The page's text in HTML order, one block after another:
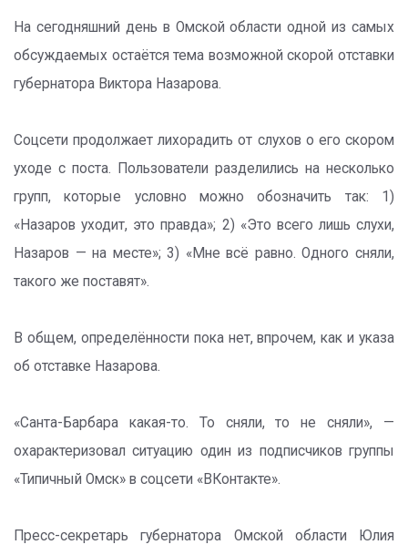
На сегодняшний день в Омской области одной из самых
обсуждаемых остаётся тема возможной скорой отставки
губернатора Виктора Назарова.
Соцсети продолжает лихорадить от слухов о его скором
уходе с поста. Пользователи разделились на несколько
групп, которые условно можно обозначить так: 1)
«Назаров уходит, это правда»; 2) «Это всего лишь слухи,
Назаров — на месте»; 3) «Мне всё равно. Одного сняли,
такого же поставят».
В общем, определённости пока нет, впрочем, как и указа
об отставке Назарова.
«Санта-Барбара какая-то. То сняли, то не сняли», —
охарактеризовал ситуацию один из подписчиков группы
«Типичный Омск» в соцсети «ВКонтакте».
Пресс-секретарь губернатора Омской области Юлия